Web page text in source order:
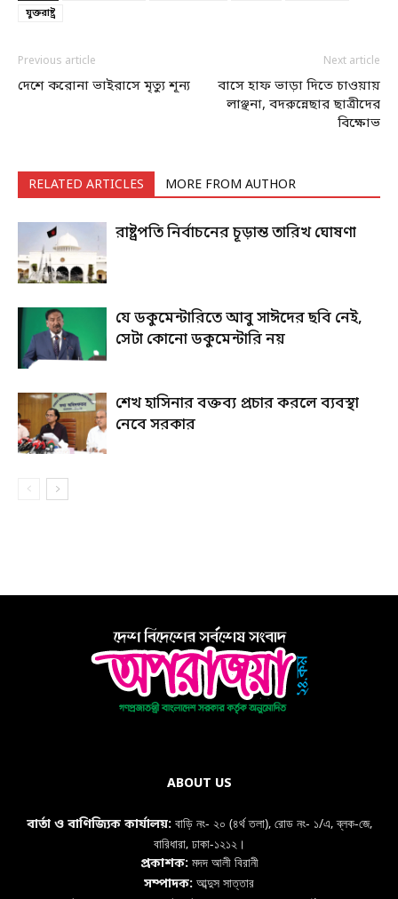
যুক্তরাষ্ট্র
Previous article
দেশে করোনা ভাইরাসে মৃত্যু শূন্য
Next article
বাসে হাফ ভাড়া দিতে চাওয়ায়
লাঞ্ছনা, বদরুন্নেছার ছাত্রীদের
বিক্ষোভ
RELATED ARTICLES MORE FROM AUTHOR
রাষ্ট্রপতি নির্বাচনের চূড়ান্ত তারিখ ঘোষণা
যে ডকুমেন্টারিতে আবু সাঈদের ছবি নেই,
সেটা কোনো ডকুমেন্টারি নয়
শেখ হাসিনার বক্তব্য প্রচার করলে ব্যবস্থা
নেবে সরকার
ABOUT US
বার্তা ও বাণিজ্যিক কার্যালয়: বাড়ি নং- ২০ (৪র্থ তলা), রোড নং- ১/এ, ব্লক-জে,
বারিধারা, ঢাকা-১২১২।
প্রকাশক:মদদ আলী বিরানী
সম্পাদক: আব্দুস সাত্তার